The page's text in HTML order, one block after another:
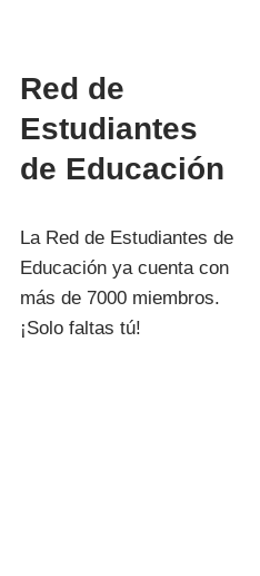
Red de
Estudiantes
de Educación
La Red de Estudiantes de
Educación ya cuenta con
más de 7000 miembros.
¡Solo faltas tú!